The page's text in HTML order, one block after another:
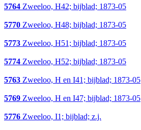
5764 Zweeloo, H42; bijblad; 1873-05
5770 Zweeloo, H48; bijblad; 1873-05
5773 Zweeloo, H51; bijblad; 1873-05
5774 Zweeloo, H52; bijblad; 1873-05
5763 Zweeloo, H en I41; bijblad; 1873-05
5769 Zweeloo, H en I47; bijblad; 1873-05
5776 Zweeloo, I1; bijblad; z.j.